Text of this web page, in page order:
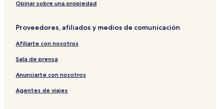
Hoteles en Porto Koukla
Hoteles en Kallithea
Hoteles cerca de FZ Go Kart
Hoteles en Psarou
Villas en Parque Nacional Marino de Zakynthos
Opinar sobre una propiedad
Proveedores, afiliados y medios de comunicación
Afiliarte con nosotros
Sala de prensa
Anunciarte con nosotros
Agentes de viajes